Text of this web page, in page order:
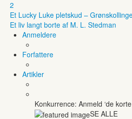
2
Et Lucky Luke pletskud –
Et liv langt borte af M. L. Stedman
Anmeldere
Forfattere
Artikler
Konkurrence: Anmeld ‘de
SE ALLE